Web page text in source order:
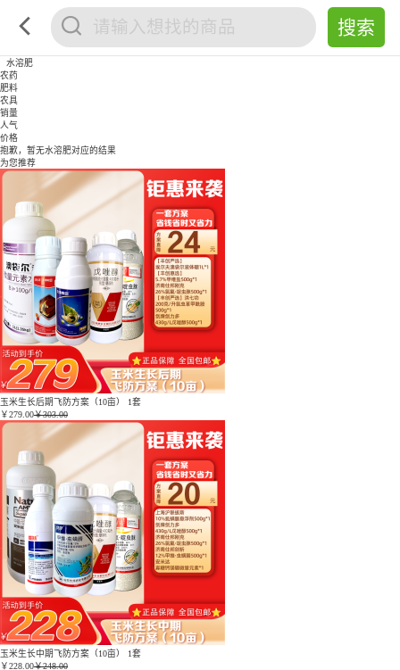
水溶肥
农药
肥料
农具
销量
人气
价格
抱歉，暂无水溶肥对应的结果
为您推荐
玉米生长后期飞防方案（10亩） 1套
￥279.00￥303.00
玉米生长中期飞防方案（10亩） 1套
￥228.00￥248.00